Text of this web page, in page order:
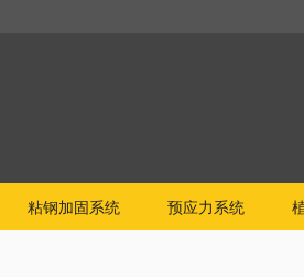
粘钢加固系统 预应力系统